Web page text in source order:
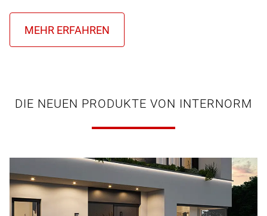
DIE NEUEN PRODUKTE VON INTERNORM